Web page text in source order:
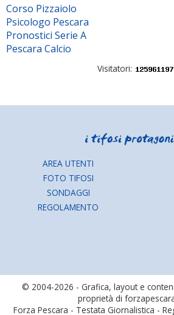
Corso Pizzaiolo
Psicologo Pescara
Pronostici Serie A
Pescara Calcio
Visitatori:
AREA UTENTI
FOTO TIFOSI
SONDAGGI
REGOLAMENTO
© 2004-2026 - Grafica, layout e
proprietà di
Forza Pescara - Testata Giornalistica -